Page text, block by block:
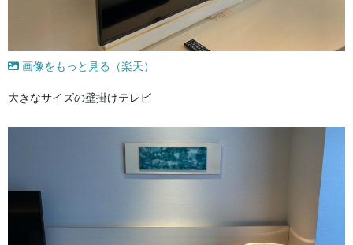
画像をもっと見る（楽天）
大きなサイズの壁掛けテレビ